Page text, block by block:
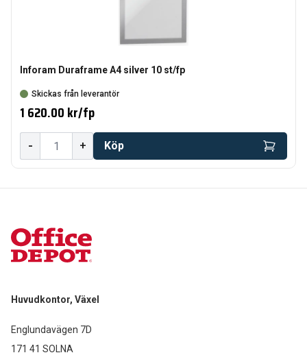
Inforam Duraframe A4 silver 10 st/fp
Skickas från leverantör
1 620.00 kr/fp
- + Köp
Huvudkontor, Växel
Englundavägen 7D
171 41 SOLNA